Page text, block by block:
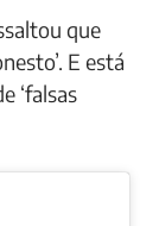
que
E está
‘falsas